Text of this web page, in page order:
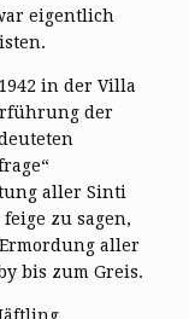
eigentlich
in der Villa
der
aller Sinti
zu sagen,
aller
bis zum Greis.